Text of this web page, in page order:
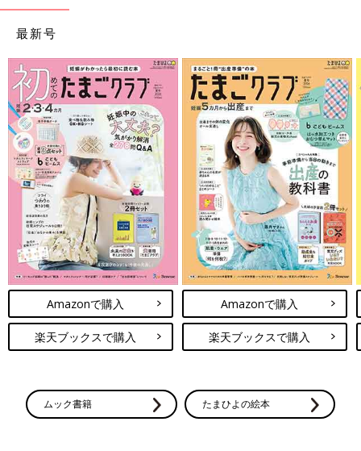
うもの。
医師からは『まずは酵素補充療法をなるべく早くから行いましょ
う』と話がありました」（晴子さん）
確定診断を受けた美月ちゃんは、生後5カ月から毎週、点滴治療
を受けることになりましたが、この治療は母子にとって負担が大
きいものでした。
「最初の1カ月は1泊2日の入院で、19時ごろから約4時間の点滴
を行い、翌朝まで様子を見て問題なければ退院する、という生活
を繰り返しました。
その後は日帰り入院となりましたが、ストレッチャーほどの狭い
ベッドで泣かないように母乳を与えつつ、4時間の点滴を受ける
美月に付き添うのは、私の体力的にも負担が大きかったです。そ
れに、赤ちゃんの細い血管に点滴の針を入れるのは難しく、足や
腕など何度も刺し直しとなり、そのたびに泣く姿を見るのは本当
に胸が痛むものでした。
さらに、治療時間が長いため長女の保育園のお迎え時間に間に合
きさを実感し、ほかの治療法や最新の研究について本格的に調べ
始めました」（晴子さん）
最新号
Amazonで購入
楽天ブックスで購入
Amazonで購入
楽天ブックスで購入
ムック書籍 たまひよの絵本